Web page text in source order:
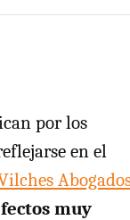
por los
en el
muy